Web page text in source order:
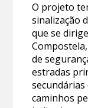
O projeto
sinalização
que se
de
estradas
caminhos